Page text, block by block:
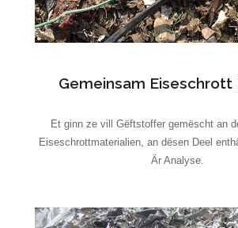
Gemeinsam Eiseschrott
Et ginn ze vill Gëftstoffer gemëscht an
Eiseschrottmaterialien, an dësen Deel
Är Analyse.